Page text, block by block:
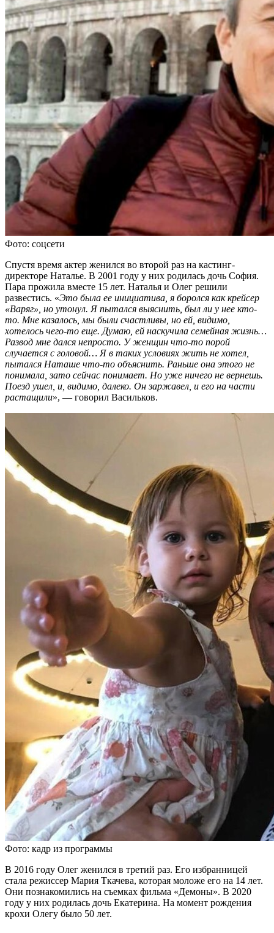
Фото: соцсети
Спустя время актер женился во второй раз на кастинг-
директоре Наталье. В 2001 году у них родилась дочь София.
Пара прожила вместе 15 лет. Наталья и Олег решили
развестись. «Это была ее инициатива, я боролся как крейсер
«Варяг», но утонул. Я пытался выяснить, был ли у нее кто-
то. Мне казалось, мы были счастливы, но ей, видимо,
хотелось чего-то еще. Думаю, ей наскучила семейная жизнь…
Развод мне дался непросто. У женщин что-то порой
случается с головой… Я в таких условиях жить не хотел,
пытался Наташе что-то объяснить. Раньше она этого не
понимала, зато сейчас понимает. Но уже ничего не вернешь.
Поезд ушел, и, видимо, далеко. Он заржавел, и его на части
растащили», — говорил Васильков.
Фото: кадр из программы
В 2016 году Олег женился в третий раз. Его избранницей
стала режиссер Мария Ткачева, которая моложе его на 14 лет.
Они познакомились на съемках фильма «Демоны». В 2020
году у них родилась дочь Екатерина. На момент рождения
крохи Олегу было 50 лет.